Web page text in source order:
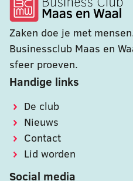
Zaken doe je met
Businessclub Maas en
sfeer proeven.
Handige links
De club
Nieuws
Contact
Lid worden
Social media